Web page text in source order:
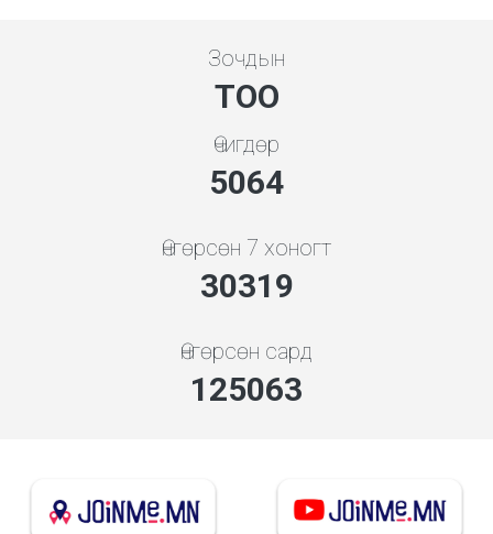
Зочдын
ТОО
Өчигдөр
5453
Өнгөрсөн 7 хоногт
32652
Өнгөрсөн сард
134684